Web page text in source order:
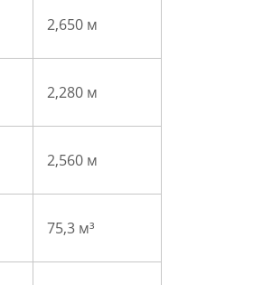
2,650 м
2,280 м
2,560 м
75,3 м³